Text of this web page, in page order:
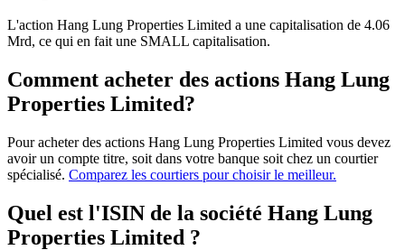
L'action Hang Lung Properties Limited a une capitalisation de 4.06
Mrd, ce qui en fait une SMALL capitalisation.
Comment acheter des actions Hang Lung
Properties Limited?
Pour acheter des actions Hang Lung Properties Limited vous devez
avoir un compte titre, soit dans votre banque soit chez un courtier
spécialisé. Comparez les courtiers pour choisir le meilleur.
Quel est l'ISIN de la société Hang Lung
Properties Limited ?